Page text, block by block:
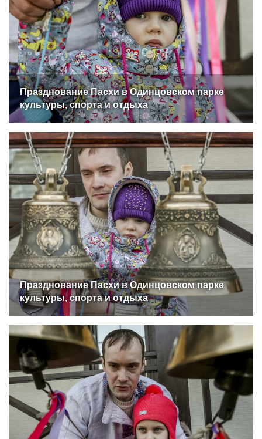
Празднование Пасхи в Одинцовском парке
культуры, спорта и отдыха
Празднование Пасхи в Одинцовском парке
культуры, спорта и отдыха